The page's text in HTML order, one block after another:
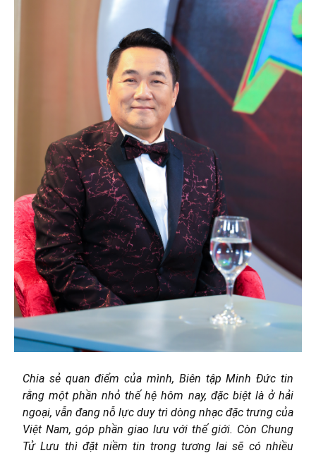
Chia sẻ quan điểm của mình, Biên tập Minh Đức tin
rằng một phần nhỏ thế hệ hôm nay, đặc biệt là ở hải
ngoại, vẫn đang nỗ lực duy trì dòng nhạc đặc trưng của
Việt Nam, góp phần giao lưu với thế giới. Còn Chung
Tử Lưu thì đặt niềm tin trong tương lai sẽ có nhiều